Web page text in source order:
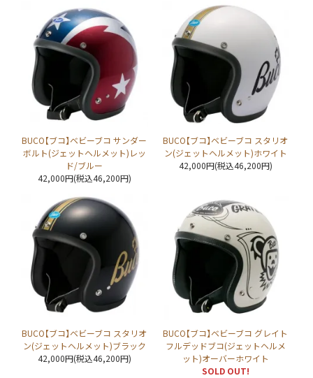
BUCO【ブコ】ベビーブコ サンダー
ボルト(ジェットヘルメット)レッ
ド/ブルー
42,000円(税込46,200円)
BUCO【ブコ】ベビーブコ スタリオ
ン(ジェットヘルメット)ホワイト
42,000円(税込46,200円)
BUCO【ブコ】ベビーブコ スタリオ
ン(ジェットヘルメット)ブラック
42,000円(税込46,200円)
BUCO【ブコ】ベビーブコ グレイト
フルデッドブコ(ジェットヘルメ
ット)オーバーホワイト
SOLD OUT!